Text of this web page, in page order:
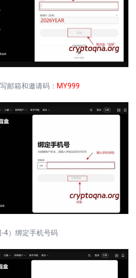
邮箱和邀请码： MY999
-4）绑定手机号码